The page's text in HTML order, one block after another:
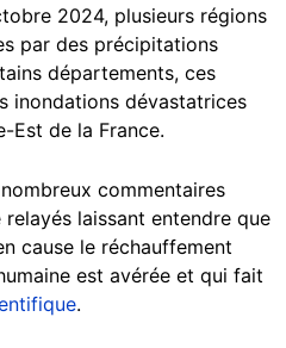
2024, plusieurs régions
par des précipitations
départements, ces
inondations dévastatrices
Est de la France.
commentaires
laissant entendre que
cause le réchauffement
est avérée et qui fait
.